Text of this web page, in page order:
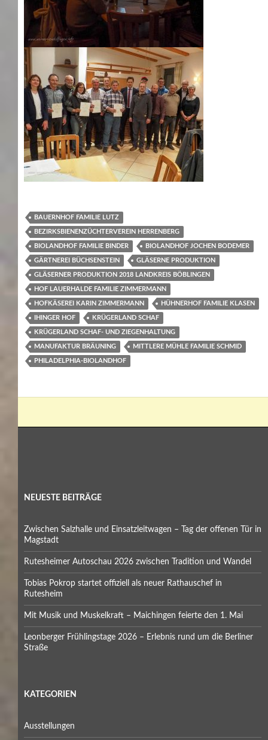
BAUERNHOF FAMILIE LUTZ
BEZIRKSBIENENZÜCHTERVEREIN HERRENBERG
BIOLANDHOF FAMILIE BINDER BIOLANDHOF JOCHEN BODEMER
GÄRTNEREI BÜCHSENSTEIN GLÄSERNE PRODUKTION
GLÄSERNER PRODUKTION 2018 LANDKREIS BÖBLINGEN
HOF LAUERHALDE FAMILIE ZIMMERMANN
HOFKÄSEREI KARIN ZIMMERMANN HÜHNERHOF FAMILIE KLASEN
IHINGER HOF KRÜGERLAND SCHAF
KRÜGERLAND SCHAF- UND ZIEGENHALTUNG
MANUFAKTUR BRÄUNING MITTLERE MÜHLE FAMILIE SCHMID
PHILADELPHIA-BIOLANDHOF
NEUESTE BEITRÄGE
Zwischen Salzhalle und Einsatzleitwagen – Tag der offenen Tür in
Magstadt
Rutesheimer Autoschau 2026 zwischen Tradition und Wandel
Tobias Pokrop startet offiziell als neuer Rathauschef in
Rutesheim
Mit Musik und Muskelkraft – Maichingen feierte den 1. Mai
Leonberger Frühlingstage 2026 – Erlebnis rund um die Berliner
Straße
KATEGORIEN
Ausstellungen